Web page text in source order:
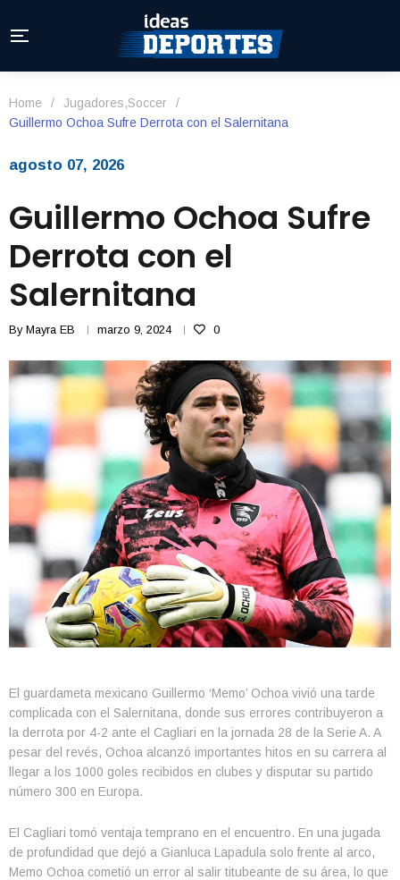
Home / Jugadores,Soccer
/
Guillermo Ochoa Sufre Derrota con el Salernitana
agosto 07, 2026
Guillermo Ochoa Sufre
Derrota con el
Salernitana
By Mayra EB marzo 9, 2024 0
El guardameta mexicano Guillermo ‘Memo’ Ochoa vivió una tarde
complicada con el Salernitana, donde sus errores contribuyeron a
la derrota por 4-2 ante el Cagliari en la jornada 28 de la Serie A. A
pesar del revés, Ochoa alcanzó importantes hitos en su carrera al
llegar a los 1000 goles recibidos en clubes y disputar su partido
número 300 en Europa.
El Cagliari tomó ventaja temprano en el encuentro. En una jugada
de profundidad que dejó a Gianluca Lapadula solo frente al arco,
Memo Ochoa cometió un error al salir titubeante de su área, lo que